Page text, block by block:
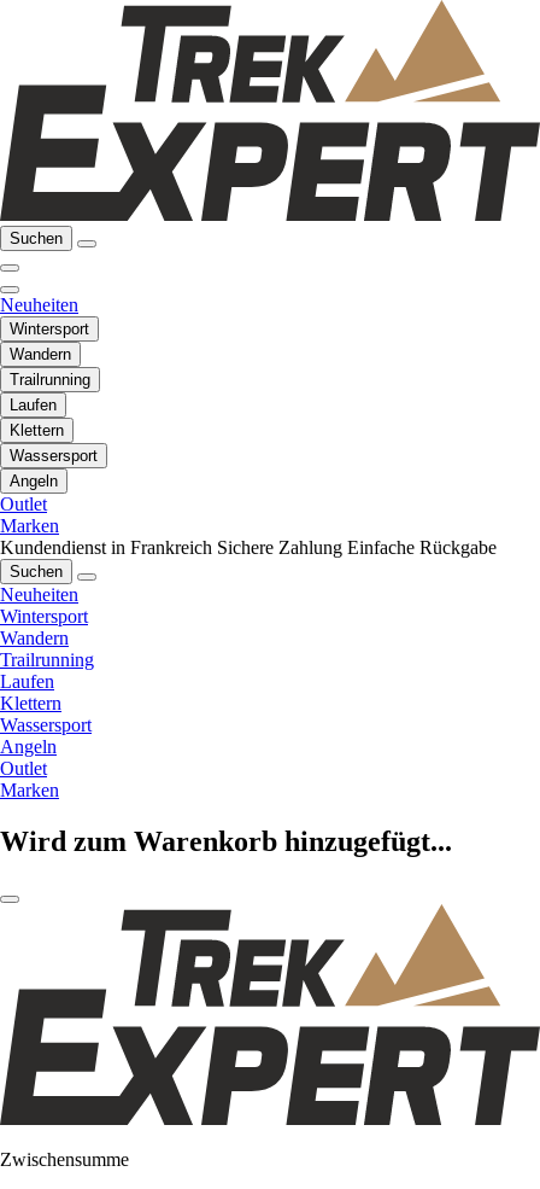
Suchen
Neuheiten
Wintersport
Wandern
Trailrunning
Laufen
Klettern
Wassersport
Angeln
Outlet
Marken
Kundendienst in Frankreich Sichere Zahlung Einfache Rückgabe
Suchen
Neuheiten
Wintersport
Wandern
Trailrunning
Laufen
Klettern
Wassersport
Angeln
Outlet
Marken
Wird zum Warenkorb hinzugefügt...
Zwischensumme